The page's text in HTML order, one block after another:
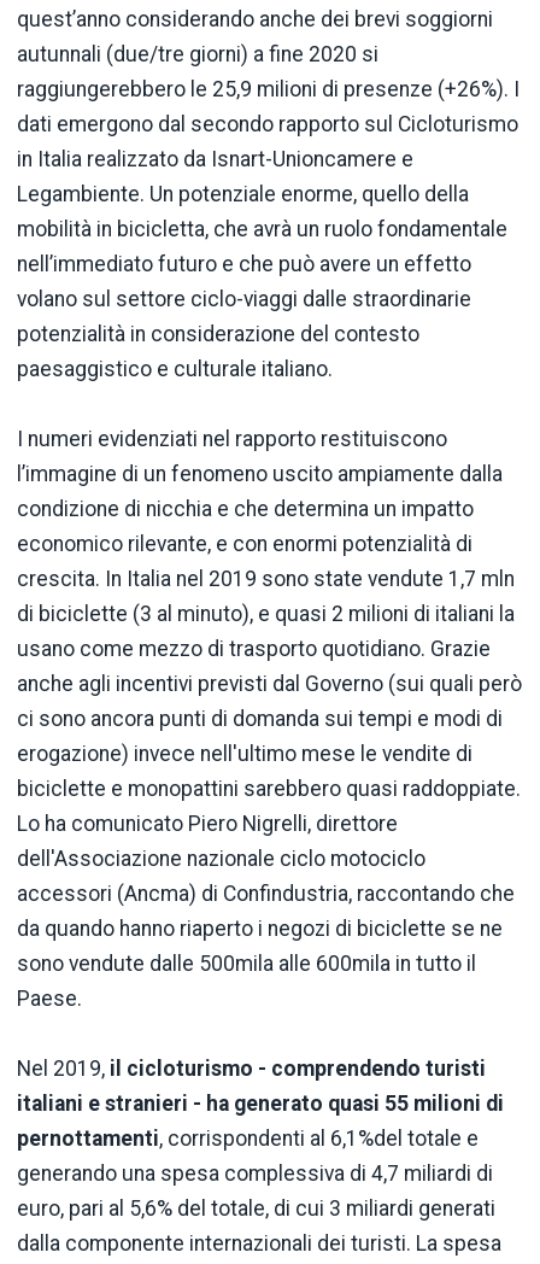
quest’anno considerando anche dei brevi soggiorni
autunnali (due/tre giorni) a fine 2020 si
raggiungerebbero le 25,9 milioni di presenze (+26%). I
dati emergono dal secondo rapporto sul Cicloturismo
in Italia realizzato da Isnart-Unioncamere e
Legambiente. Un potenziale enorme, quello della
mobilità in bicicletta, che avrà un ruolo fondamentale
nell’immediato futuro e che può avere un effetto
volano sul settore ciclo-viaggi dalle straordinarie
potenzialità in considerazione del contesto
paesaggistico e culturale italiano.
I numeri evidenziati nel rapporto restituiscono
l’immagine di un fenomeno uscito ampiamente dalla
condizione di nicchia e che determina un impatto
economico rilevante, e con enormi potenzialità di
crescita. In Italia nel 2019 sono state vendute 1,7 mln
di biciclette (3 al minuto), e quasi 2 milioni di italiani la
usano come mezzo di trasporto quotidiano. Grazie
anche agli incentivi previsti dal Governo (sui quali però
ci sono ancora punti di domanda sui tempi e modi di
erogazione) invece nell'ultimo mese le vendite di
biciclette e monopattini sarebbero quasi raddoppiate.
Lo ha comunicato Piero Nigrelli, direttore
dell'Associazione nazionale ciclo motociclo
accessori (Ancma) di Confindustria, raccontando che
da quando hanno riaperto i negozi di biciclette se ne
sono vendute dalle 500mila alle 600mila in tutto il
Paese.
Nel 2019, il cicloturismo - comprendendo turisti
italiani e stranieri - ha generato quasi 55 milioni di
pernottamenti, corrispondenti al 6,1%del totale e
generando una spesa complessiva di 4,7 miliardi di
euro, pari al 5,6% del totale, di cui 3 miliardi generati
dalla componente internazionali dei turisti. La spesa